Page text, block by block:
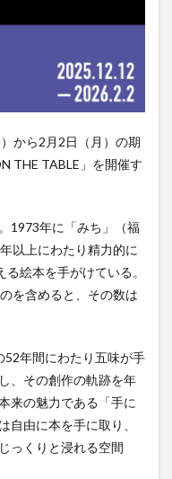
から2月2日（月）の期
THE TABLE」を開催す
1973年に「みち」（福
以上にわたり精力的に
絵本を手がけている。
を含めると、その数は
年間にわたり五味が手
、その創作の軌跡を年
来の魅力である「手に
自由に本を手に取り、
っくりと浸れる空間